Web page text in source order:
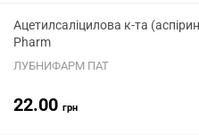
Ацетилсаліцилова к-та
Pharm
ЛУБНИФАРМ ПАТ
22.00 грн